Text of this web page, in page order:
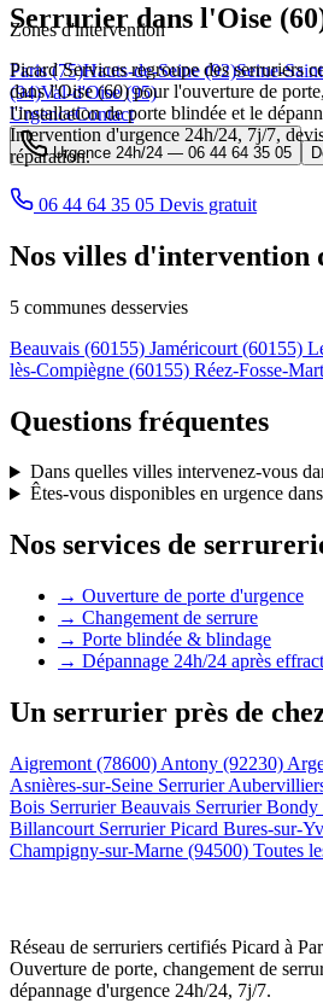
Zones d'intervention
Paris (75)Hauts-de-Seine (92)Seine-
(94)Val-d'Oise (95)
UrgenceContact
Urgence 24h/24 — 06 44 64 35 05
Serrurier dans l'Oise
Picard Services regroupe des serruriers
dans l'Oise (60) pour l'ouverture de
l'installation de porte blindée et le
Intervention d'urgence 24h/24, 7j/7,
réparation.
06 44 64 35 05 Devis gratuit
Nos villes d'intervention
5 communes desservies
Beauvais (60155) Jaméricourt (60155)
lès-Compiègne (60155) Réez-Fosse-
Questions fréquentes
Dans quelles villes intervenez-vous
Êtes-vous disponibles en urgence
Nos services de
→ Ouverture de porte d'urgence
→ Changement de serrure
→ Porte blindée & blindage
→ Dépannage 24h/24 après
Un serrurier près de
Aigremont (78600) Antony (92230)
Asnières-sur-Seine Serrurier
Bois Serrurier Beauvais Serrurier Bondy
Billancourt Serrurier Picard Bures-sur-
Champigny-sur-Marne (94500) Toutes
Réseau de serruriers certifiés Picard à
Ouverture de porte, changement de
dépannage d'urgence 24h/24, 7j/7.